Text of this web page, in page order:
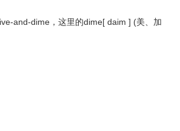
and-dime，这里的dime[ daim ] (美、加